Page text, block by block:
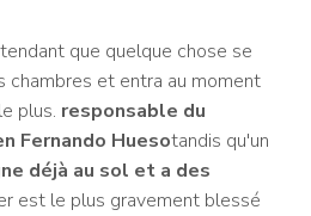
que quelque chose se
chambres et entra au moment
plus. responsable du
Fernando Huesotandis qu'un
déjà au sol et a des
est le plus gravement blessé